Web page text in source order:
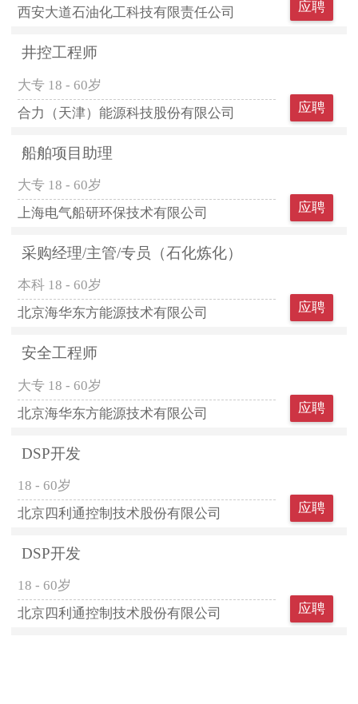
西安大道石油化工科技有限责任公司
应聘
井控工程师
大专 18 - 60岁
合力（天津）能源科技股份有限公司
应聘
船舶项目助理
大专 18 - 60岁
上海电气船研环保技术有限公司
应聘
采购经理/主管/专员（石化炼化）
本科 18 - 60岁
北京海华东方能源技术有限公司
应聘
安全工程师
大专 18 - 60岁
北京海华东方能源技术有限公司
应聘
DSP开发
18 - 60岁
北京四利通控制技术股份有限公司
应聘
DSP开发
18 - 60岁
北京四利通控制技术股份有限公司
应聘